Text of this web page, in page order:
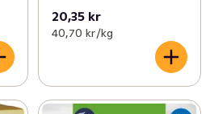
20,35 kr
40,70 kr /kg